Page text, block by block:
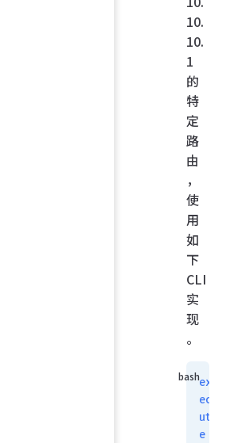
10.
10.
1
的
特
定
路
由
，
使
用
如
下
CLI
实
现
。
ex
ec
ut
e